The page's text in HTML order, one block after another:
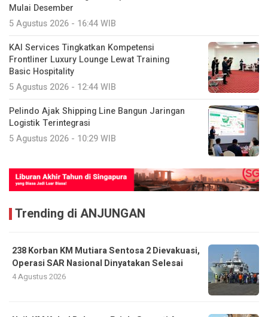
Frontliner Luxury Lounge Lewat Training
Basic Hospitality
5 Agustus 2026 - 12:44 WIB
Pelindo Ajak Shipping Line Bangun Jaringan
Logistik Terintegrasi
5 Agustus 2026 - 10:29 WIB
Trending di ANJUNGAN
Operasi SAR Nasional Dinyatakan Selesai
Naik KM Kelud Belawan-Priok, Seperti Apa
Menu Makan Gratis Selama 3 Hari di Kapal?